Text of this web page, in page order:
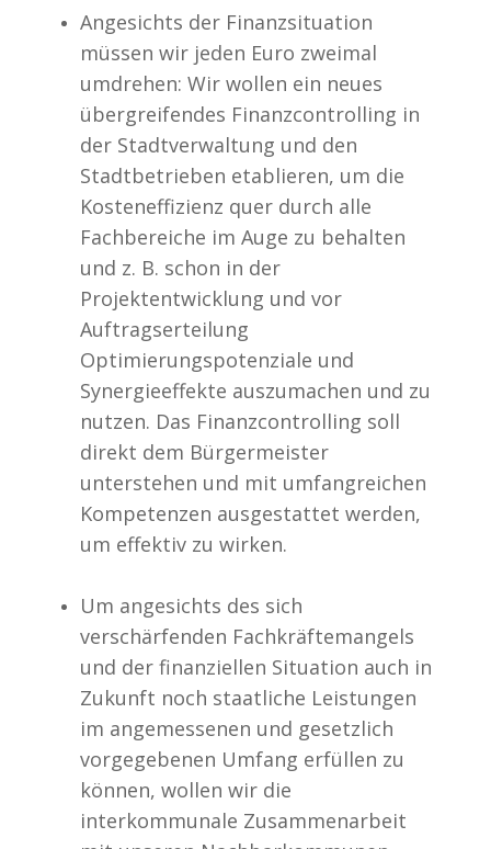
Angesichts der Finanzsituation
müssen wir jeden Euro zweimal
umdrehen: Wir wollen ein neues
übergreifendes Finanzcontrolling in
der Stadtverwaltung und den
Stadtbetrieben etablieren, um die
Kosteneffizienz quer durch alle
Fachbereiche im Auge zu behalten
und z. B. schon in der
Projektentwicklung und vor
Auftragserteilung
Optimierungspotenziale und
Synergieeffekte auszumachen und zu
nutzen. Das Finanzcontrolling soll
direkt dem Bürgermeister
unterstehen und mit umfangreichen
Kompetenzen ausgestattet werden,
um effektiv zu wirken.
Um angesichts des sich
verschärfenden Fachkräftemangels
und der finanziellen Situation auch in
Zukunft noch staatliche Leistungen
im angemessenen und gesetzlich
vorgegebenen Umfang erfüllen zu
können, wollen wir die
interkommunale Zusammenarbeit